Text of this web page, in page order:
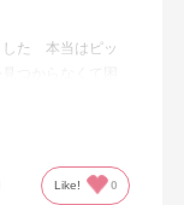
した 本当はピッ
送料無料期間中
Like! 0